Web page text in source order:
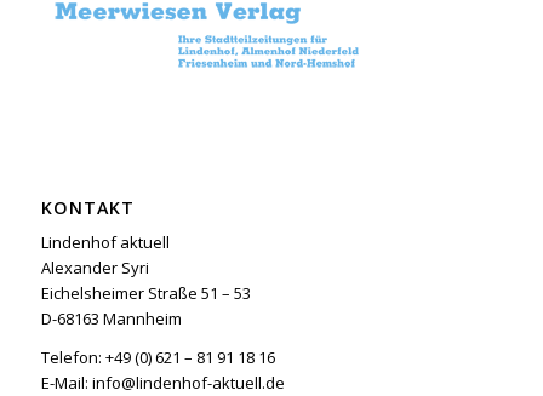
KONTAKT
Lindenhof aktuell
Alexander Syri
Eichelsheimer Straße 51 – 53
D-68163 Mannheim
Telefon: +49 (0) 621 – 81 91 18 16
E-Mail: info@lindenhof-aktuell.de